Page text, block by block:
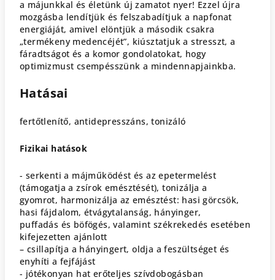
a májunkkal és életünk új zamatot nyer! Ezzel újra
mozgásba lendítjük és felszabadítjuk a napfonat
energiáját, amivel elöntjük a második csakra
„termékeny medencéjét”, kiúsztatjuk a stresszt, a
fáradtságot és a komor gondolatokat, hogy
optimizmust csempésszünk a mindennapjainkba.
Hatásai
fertőtlenítő, antidepresszáns, tonizáló
Fizikai hatások
- serkenti a májműködést és az epetermelést
(támogatja a zsírok emésztését), tonizálja a
gyomrot, harmonizálja az emésztést: hasi görcsök,
hasi fájdalom, étvágytalanság, hányinger,
puffadás és böfögés, valamint székrekedés esetében
kifejezetten ajánlott
– csillapítja a hányingert, oldja a feszültséget és
enyhíti a fejfájást
- jótékonyan hat erőteljes szívdobogásban